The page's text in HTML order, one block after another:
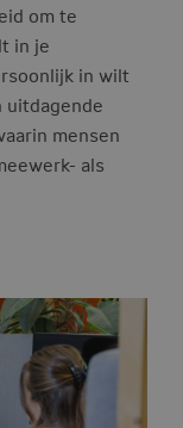
om te
in je
in wilt
uitdagende
mensen
als